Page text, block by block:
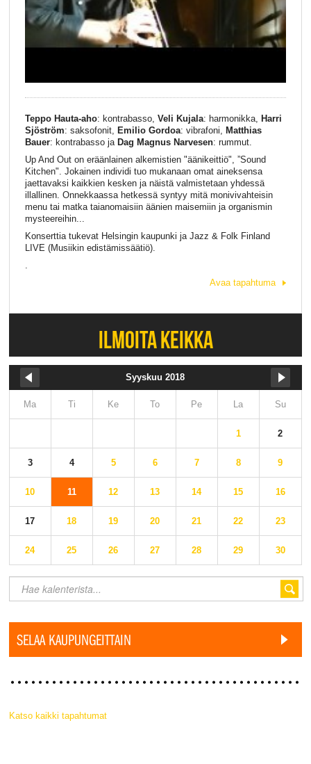
Teppo Hauta-aho: kontrabasso, Veli Kujala: harmonikka,
Harri
Sjöström: saksofonit, Emilio Gordoa: vibrafoni,
Matthias
Bauer: kontrabasso ja Dag Magnus Narvesen: rummut.
Up And Out on eräänlainen alkemistien "äänikeittiö", ”Sound
Kitchen". Jokainen individi tuo mukanaan omat aineksensa
jaettavaksi kaikkien kesken ja näistä valmistetaan yhdessä
illallinen. Onnekkaassa hetkessä syntyy mitä monivivahteisin
menu tai matka taianomaisiin äänien maisemiin ja organismin
mysteereihin...
Konserttia tukevat Helsingin kaupunki jaJazz & Folk Finland
LIVE (Musiikin edistämissäätiö).
Avaa tapahtuma
ILMOITA KEIKKA
Syyskuu 2018
Ma Ti Ke To Pe La Su
1 2
3 4 5 6 7 8 9
10 11 12 13 14 15 16
17 18 19 20 21 22 23
24 25 26 27 28 29 30
SELAA KAUPUNGEITTAIN
Katso kaikki tapahtumat